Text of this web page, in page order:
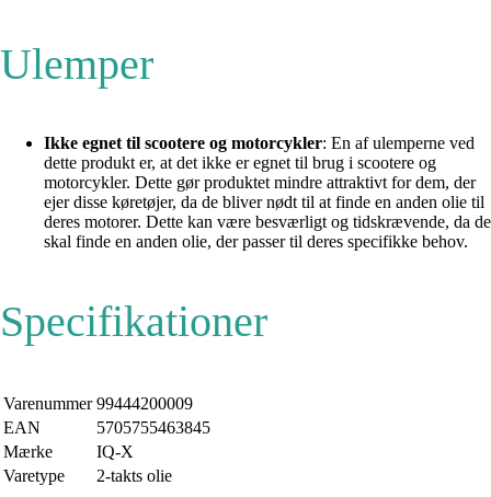
Ulemper
Ikke egnet til scootere og motorcykler: En af ulemperne ved
dette produkt er, at det ikke er egnet til brug i scootere og
motorcykler. Dette gør produktet mindre attraktivt for dem, der
ejer disse køretøjer, da de bliver nødt til at finde en anden olie til
deres motorer. Dette kan være besværligt og tidskrævende, da de
skal finde en anden olie, der passer til deres specifikke behov.
Specifikationer
Varenummer 99444200009
EAN
5705755463845
Mærke
IQ-X
Varetype
2-takts olie